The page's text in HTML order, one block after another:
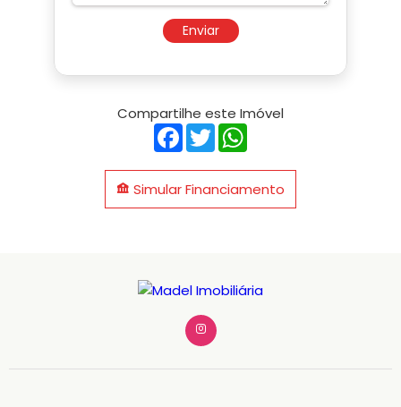
Enviar
Compartilhe este Imóvel
Facebook
Twitter
Simular Financiamento